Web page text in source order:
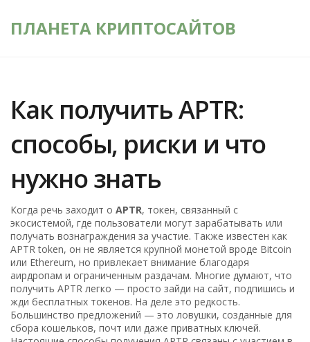
ПЛАНЕТА КРИПТОСАЙТОВ
Как получить APTR:
способы, риски и что
нужно знать
Когда речь заходит оAPTR, токен, связанный с
экосистемой, где пользователи могут зарабатывать или
получать вознаграждения за участие. Также известен как
APTR token, он не является крупной монетой вроде Bitcoin
или Ethereum, но привлекает внимание благодаря
аирдропам и ограниченным раздачам. Многие думают, что
получить APTR легко — просто зайди на сайт, подпишись и
жди бесплатных токенов. На деле это редкость.
Большинство предложений — это ловушки, созданные для
сбора кошельков, почт или даже приватных ключей.